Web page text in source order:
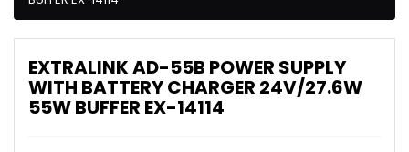
EXTRALINK AD-55B POWER SUPPLY
WITH BATTERY CHARGER 24V/27.6W
55W BUFFER EX-14114